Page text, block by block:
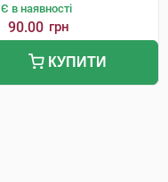
Є в наявності
90.00 грн
КУПИТИ